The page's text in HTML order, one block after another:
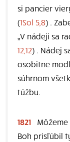
si pancier
(1Sol 5,8) .
„V nádeji sa
12,12) . Nádej
osobitne
súhrnom
túžbu.
1821
Boh prisľúbil